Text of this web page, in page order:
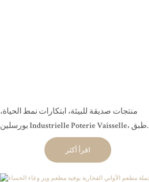
منتجات صديقة للبيئة، ابتكارات نمط الحياة،
بورسلين Industrielle Poterie Vaisselle، طبق
اقرأ أكثر